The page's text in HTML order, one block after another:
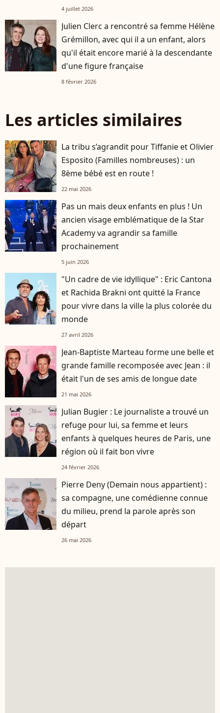
4 juillet 2026
Julien Clerc a rencontré sa femme Hélène
Grémillon, avec qui il a un enfant, alors
qu'il était encore marié à la descendante
d'une figure française
8 février 2026
Les articles similaires
La tribu s’agrandit pour Tiffanie et Olivier
Esposito (Familles nombreuses) : un
8ème bébé est en route !
22 mai 2026
Pas un mais deux enfants en plus ! Un
ancien visage emblématique de la Star
Academy va agrandir sa famille
prochainement
5 juin 2026
"Un cadre de vie idyllique" : Eric Cantona
et Rachida Brakni ont quitté la France
pour vivre dans la ville la plus colorée du
monde
27 avril 2026
Jean-Baptiste Marteau forme une belle et
grande famille recomposée avec Jean : il
était l'un de ses amis de longue date
21 mai 2026
Julian Bugier : Le journaliste a trouvé un
refuge pour lui, sa femme et leurs
enfants à quelques heures de Paris, une
région où il fait bon vivre
24 février 2026
Pierre Deny (Demain nous appartient) :
sa compagne, une comédienne connue
du milieu, prend la parole après son
départ
26 mai 2026